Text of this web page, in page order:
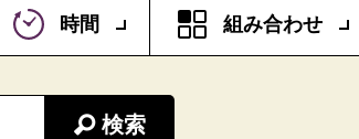
時間 組み合わせ
検索